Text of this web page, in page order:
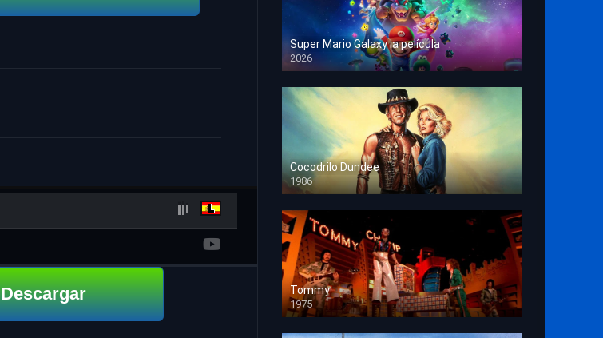
Descargar
Super Mario Galaxy la película
2026
HD 1080p
Cocodrilo Dundee
1986
HD 1080p
Tommy
1975
HD 1080p